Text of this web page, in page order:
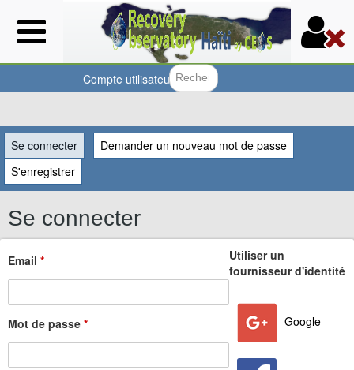
Aller
au
contenu
principal
Vous
êtes
ici
Compte utilisateur
Se connecter (onglet actif)
Demander un nouveau mot de passe
S'enregistrer
Se connecter
Email *
Mot de passe *
Utiliser un
fournisseur d'identité
Google